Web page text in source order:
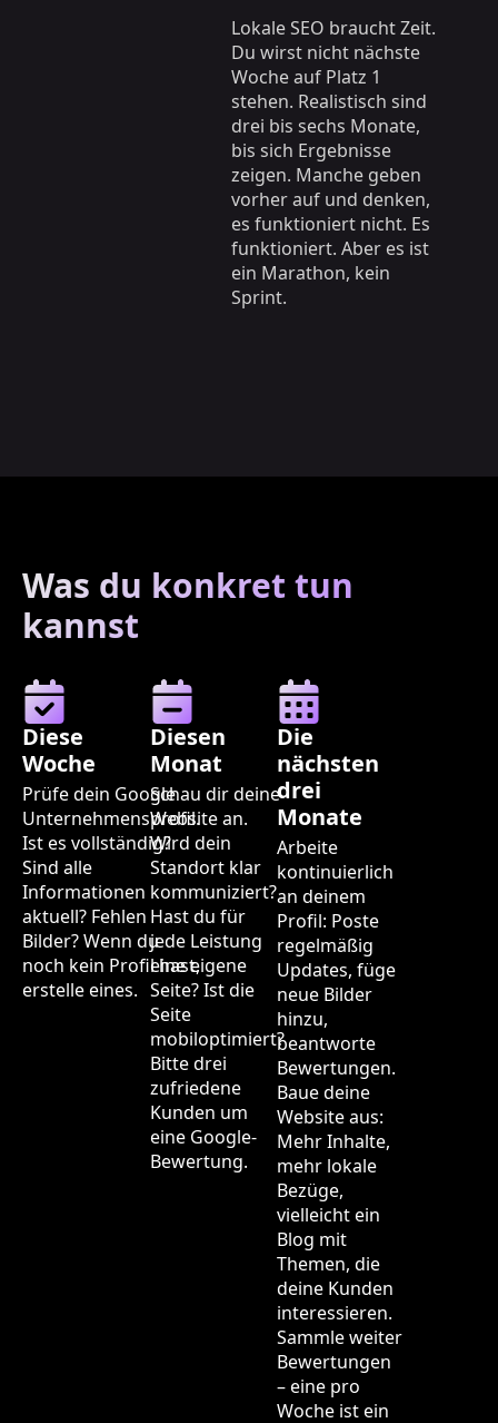
Lokale SEO braucht Zeit.
Du wirst nicht nächste
Woche auf Platz 1
stehen. Realistisch sind
drei bis sechs Monate,
bis sich Ergebnisse
zeigen. Manche geben
vorher auf und denken,
es funktioniert nicht. Es
funktioniert. Aber es ist
ein Marathon, kein
Sprint.
Was du konkret tun
kannst
Diese
Woche
Prüfe dein Google
Unternehmensprofil.
Ist es vollständig?
Sind alle
Informationen
aktuell? Fehlen
Bilder? Wenn du
noch kein Profil hast,
erstelle eines.
Diesen
Monat
Schau dir deine
Website an.
Wird dein
Standort klar
kommuniziert?
Hast du für
jede Leistung
eine eigene
Seite? Ist die
Seite
mobiloptimiert?
Bitte drei
zufriedene
Kunden um
eine Google-
Bewertung.
Die
nächsten
drei
Monate
Arbeite
kontinuierlich
an deinem
Profil: Poste
regelmäßig
Updates, füge
neue Bilder
hinzu,
beantworte
Bewertungen.
Baue deine
Website aus:
Mehr Inhalte,
mehr lokale
Bezüge,
vielleicht ein
Blog mit
Themen, die
deine Kunden
interessieren.
Sammle weiter
Bewertungen
– eine pro
Woche ist ein